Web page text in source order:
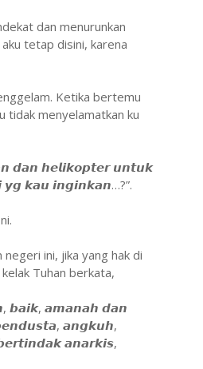
dan menurunkan
tetap disini, karena
Ketika bertemu
tidak menyelamatkan ku
𝙙𝙖𝙣 𝙝𝙚𝙡𝙞𝙠𝙤𝙥𝙩𝙚𝙧 𝙪𝙣𝙩𝙪𝙠
𝙠𝙖𝙪 𝙞𝙣𝙜𝙞𝙣𝙠𝙖𝙣…?”.
ini, jika yang hak di
Tuhan berkata,
𝙗𝙖𝙞𝙠, 𝙖𝙢𝙖𝙣𝙖𝙝 𝙙𝙖𝙣
𝙖𝙣𝙜𝙠𝙪𝙝,
𝙖𝙣𝙖𝙧𝙠𝙞𝙨,